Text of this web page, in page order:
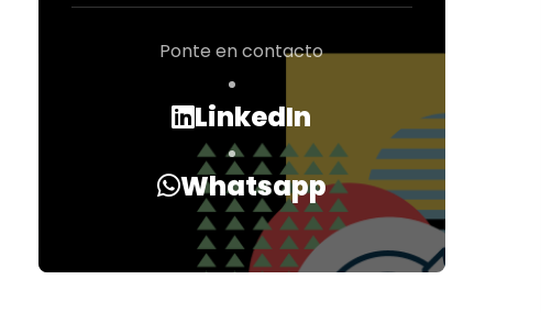
Ponte en contacto
LinkedIn
Whatsapp